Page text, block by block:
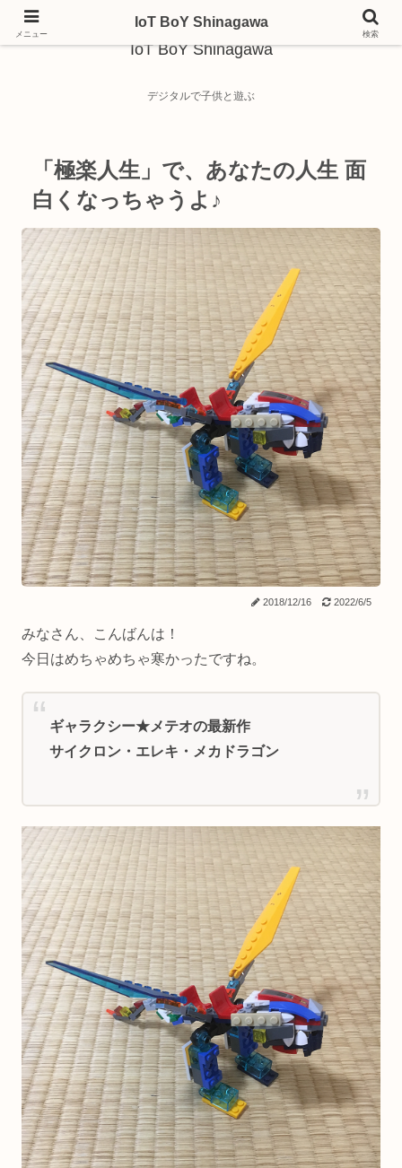
IoT BoY Shinagawa
デジタルで子供と遊ぶ
「極楽人生」で、あなたの人生 面
白くなっちゃうよ♪
2018/12/16 2022/6/5
みなさん、こんばんは！
今日はめちゃめちゃ寒かったですね。
ギャラクシー★メテオの最新作
サイクロン・エレキ・メカドラゴン
メニュー
IoT BoY Shinagawa
検索